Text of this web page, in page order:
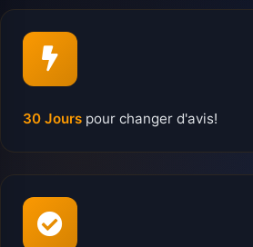
30 Jours pour changer d'avis!